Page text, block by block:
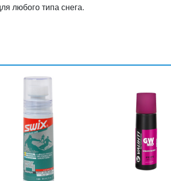
любого типа снега.